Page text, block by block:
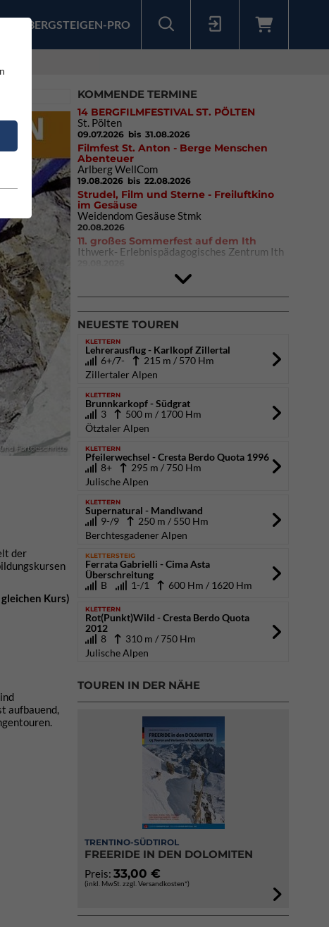
BERGSTEIGEN-PRO
Fortgeschritte
der
Kurs)
aufbauend,
KOMMENDE TERMINE
14 BERGFILMFESTIVAL ST. PÖLTEN
St. Pölten
09.07.2026 bis 31.08.2026
Filmfest St. Anton - Berge Menschen
Abenteuer
Arlberg WellCom
19.08.2026 bis 22.08.2026
Strudel, Film und Sterne - Freiluftkino
im Gesäuse
Weidendom Gesäuse Stmk
20.08.2026
11. großes Sommerfest auf dem Ith
Ithwerk- Erlebnispädagogisches Zentrum Ith
DAV Kletter- & Boulderzentrum München
Süd (Thalkirchen)
NEUESTE TOUREN
KLETTERN
Lehrerausflug - Karlkopf Zillertal
6+/7-
215 m / 570 Hm
Zillertaler Alpen
KLETTERN
Brunnkarkopf - Südgrat
3
500 m / 1700 Hm
Ötztaler Alpen
KLETTERN
Pfeilerwechsel - Cresta Berdo Quota 1996
8+
295 m / 750 Hm
Julische Alpen
KLETTERN
Supernatural - Mandlwand
9-/9
250 m / 550 Hm
Berchtesgadener Alpen
KLETTERSTEIG
Ferrata Gabrielli - Cima Asta
Überschreitung
B
1-/1 600 Hm / 1620 Hm
KLETTERN
Rot(Punkt)Wild - Cresta Berdo Quota
2012
8
310 m / 750 Hm
Julische Alpen
TOUREN IN DER NÄHE
TRENTINO-SÜDTIROL
FREERIDE IN DEN DOLOMITEN
Preis: 33,00 €
(inkl. MwSt. zzgl. Versandkosten*)